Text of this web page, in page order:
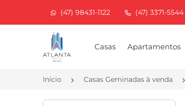
(47) 98431-1122 (47) 3371-5544
Página inicial
Casas Apartamentos
Início Casas Geminadas à venda